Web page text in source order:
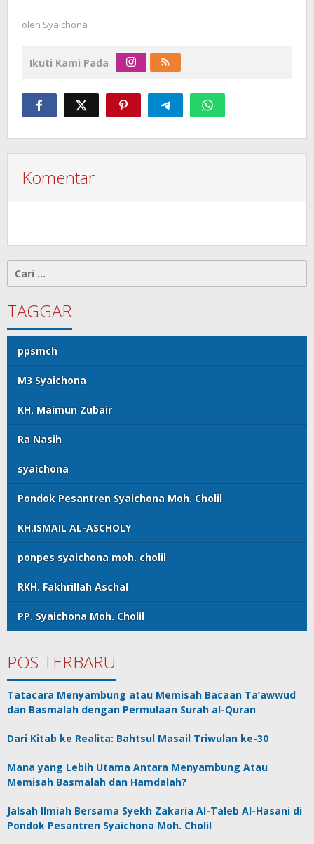
oleh Syaichona
Ikuti Kami Pada
Komentar
untuk:
TAGGAR
ppsmch
M3 Syaichona
KH. Maimun Zubair
Ra Nasih
syaichona
Pondok Pesantren Syaichona Moh. Cholil
KH.ISMAIL AL-ASCHOLY
ponpes syaichona moh. cholil
RKH. Fakhrillah Aschal
PP. Syaichona Moh. Cholil
POS TERBARU
Tatacara Menyambung atau Memisah Bacaan Ta’awwud
dan Basmalah dengan Permulaan Surah al-Quran
Dari Kitab ke Realita: Bahtsul Masail Triwulan ke-30
Mana yang Lebih Utama Antara Menyambung Atau
Memisah Basmalah dan Hamdalah?
Jalsah Ilmiah Bersama Syekh Zakaria Al-Taleb Al-Hasani di
Pondok Pesantren Syaichona Moh. Cholil